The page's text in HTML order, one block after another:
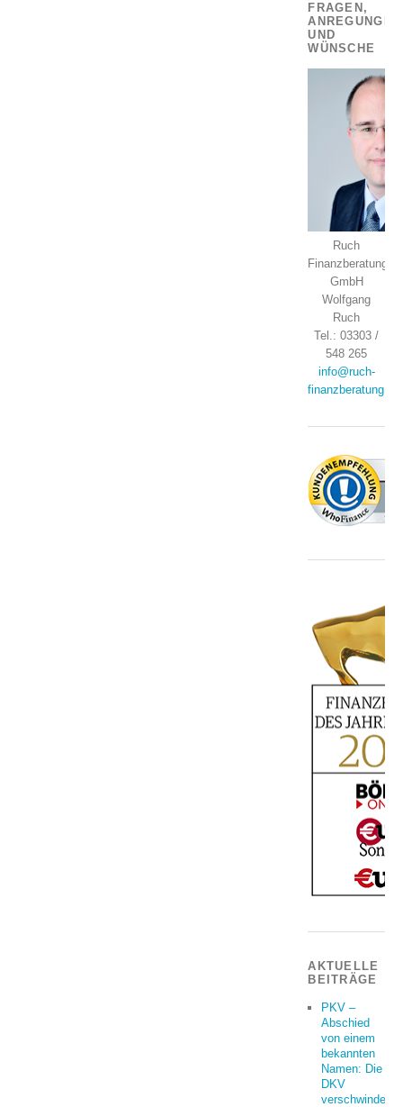
FRAGEN,
ANREGUNGEN
UND
WÜNSCHE
Ruch
Finanzberatung
GmbH
Wolfgang
Ruch
Tel.: 03303 /
548 265
info@ruch-
finanzberatung.de
AKTUELLE
BEITRÄGE
PKV –
Abschied
von einem
bekannten
Namen: Die
DKV
verschwindet